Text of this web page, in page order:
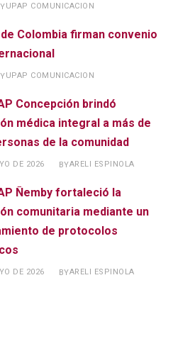
UPAP COMUNICACION
de Colombia firman convenio
UPAP COMUNICACION
Concepción brindó
médica integral a más de
de la comunidad
DE 2026 BYARELI ESPINOLA
Ñemby fortaleció la
comunitaria mediante un
de protocolos
DE 2026 BYARELI ESPINOLA